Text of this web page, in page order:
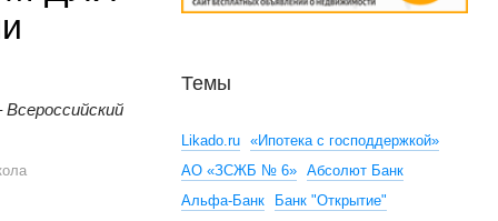
ГОРОДОВ соберет лидеров девелопмента нового
Темы
Likado.ru
«Ипотека с господдержкой»
АО «ЗСЖБ № 6»
Абсолют Банк
Альфа-Банк
Банк "Открытие"